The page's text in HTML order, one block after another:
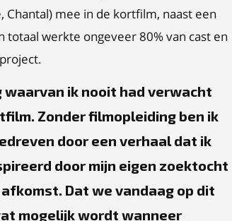
Chantal) mee in de kortfilm, naast een
werkte ongeveer 80% van cast en
waarvan ik nooit had verwacht
Zonder filmopleiding ben ik
door een verhaal dat ik
door mijn eigen zoektocht
Dat we vandaag op dit
mogelijk wordt wanneer